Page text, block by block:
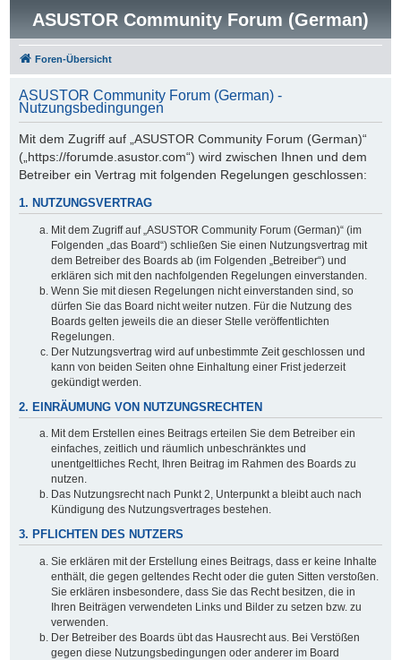
ASUSTOR Community Forum (German)
Foren-Übersicht
ASUSTOR Community Forum (German) -
Nutzungsbedingungen
Mit dem Zugriff auf „ASUSTOR Community Forum (German)“
(„https://forumde.asustor.com“) wird zwischen Ihnen und dem
Betreiber ein Vertrag mit folgenden Regelungen geschlossen:
1. NUTZUNGSVERTRAG
Mit dem Zugriff auf „ASUSTOR Community Forum (German)“ (im
Folgenden „das Board“) schließen Sie einen Nutzungsvertrag mit
dem Betreiber des Boards ab (im Folgenden „Betreiber“) und
erklären sich mit den nachfolgenden Regelungen einverstanden.
Wenn Sie mit diesen Regelungen nicht einverstanden sind, so
dürfen Sie das Board nicht weiter nutzen. Für die Nutzung des
Boards gelten jeweils die an dieser Stelle veröffentlichten
Regelungen.
Der Nutzungsvertrag wird auf unbestimmte Zeit geschlossen und
kann von beiden Seiten ohne Einhaltung einer Frist jederzeit
gekündigt werden.
2. EINRÄUMUNG VON NUTZUNGSRECHTEN
Mit dem Erstellen eines Beitrags erteilen Sie dem Betreiber ein
einfaches, zeitlich und räumlich unbeschränktes und
unentgeltliches Recht, Ihren Beitrag im Rahmen des Boards zu
nutzen.
Das Nutzungsrecht nach Punkt 2, Unterpunkt a bleibt auch nach
Kündigung des Nutzungsvertrages bestehen.
3. PFLICHTEN DES NUTZERS
Sie erklären mit der Erstellung eines Beitrags, dass er keine Inhalte
enthält, die gegen geltendes Recht oder die guten Sitten verstoßen.
Sie erklären insbesondere, dass Sie das Recht besitzen, die in
Ihren Beiträgen verwendeten Links und Bilder zu setzen bzw. zu
verwenden.
Der Betreiber des Boards übt das Hausrecht aus. Bei Verstößen
gegen diese Nutzungsbedingungen oder anderer im Board